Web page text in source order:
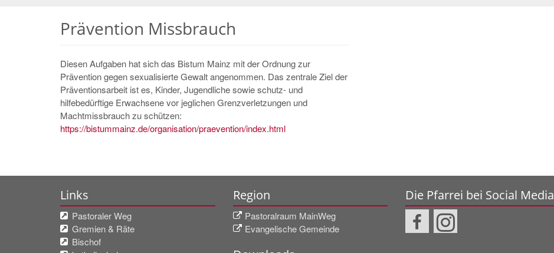
Prävention Missbrauch
Diesen Aufgaben hat sich das Bistum Mainz mit der Ordnung zur
Prävention gegen sexualisierte Gewalt angenommen. Das zentrale Ziel der
Präventionsarbeit ist es, Kinder, Jugendliche sowie schutz- und
hilfebedürftige Erwachsene vor jeglichen Grenzverletzungen und
Machtmissbrauch zu schützen:
https://bistummainz.de/organisation/praevention/index.html
Links
Pastoraler Weg
Gremien & Räte
Bischof
Region
Pastoralraum MainWeg
Evangelische Gemeinde
Die Pfarrei bei Social Media